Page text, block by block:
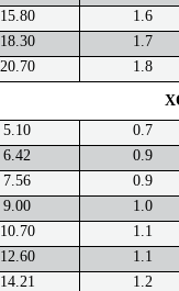
15.80
1.6
18.30
1.7
20.70 1.8
5.10
0.7
6.42
0.9
7.56
0.9
9.00
1.0
10.70
1.1
12.60
1.1
14.21
1.2